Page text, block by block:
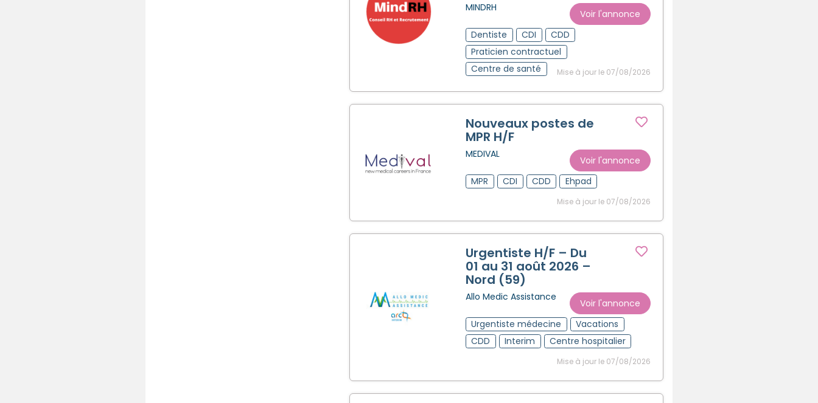
MINDRH
Voir l'annonce
Dentiste
CDI
CDD
Praticien contractuel
Centre de santé
Mise à jour le 07/08/2026
Nouveaux postes de
MPR H/F
MEDIVAL
Voir l'annonce
MPR
CDI CDD Ehpad
Mise à jour le 07/08/2026
Urgentiste H/F – Du
01 au 31 août 2026 –
Nord (59)
Allo Medic Assistance
Voir l'annonce
Urgentiste médecine
Vacations
CDD
Interim Centre hospitalier
Mise à jour le 07/08/2026